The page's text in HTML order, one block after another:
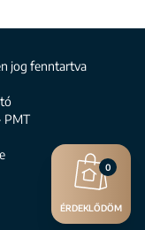
jog fenntartva
PMT
ÉRDEKLŐDÖM
0